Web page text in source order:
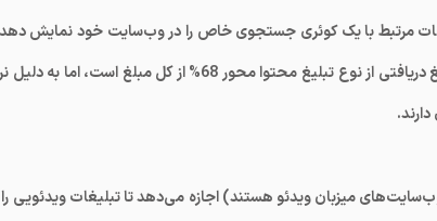
مرتبط با یک کوئری جستجوی خاص را در وب‌سایت خود نمایش
51% از مبلغ تبلیغ را برای انتشار آن دریافت کند. درست است که مبلغ دریافتی از نوع تبلیغ محتوا محور 68% از کل مبلغ است، اما
میزبان ویدئو هستند) اجازه می‌دهد تا تبلیغات ویدئویی را